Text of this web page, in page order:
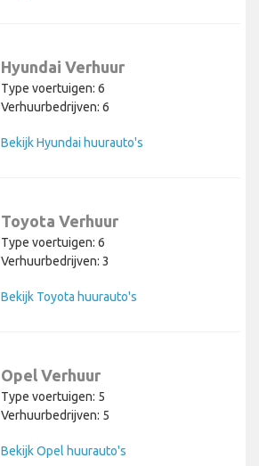
Hyundai Verhuur
Type voertuigen: 6
Verhuurbedrijven: 6
Bekijk Hyundai huurauto's
Toyota Verhuur
Type voertuigen: 6
Verhuurbedrijven: 3
Bekijk Toyota huurauto's
Opel Verhuur
Type voertuigen: 5
Verhuurbedrijven: 5
Bekijk Opel huurauto's